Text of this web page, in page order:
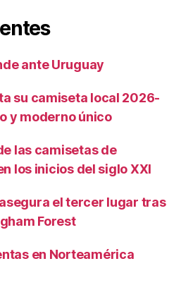
ante Uruguay
su camiseta local 2026-
y moderno único
las camisetas de
los inicios del siglo XXI
el tercer lugar tras
Forest
en Norteamérica